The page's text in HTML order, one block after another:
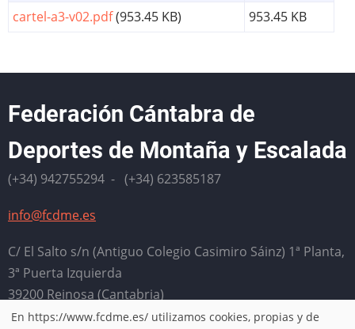
cartel-a3-v02.pdf(953.45 KB) 953.45 KB
Federación Cántabra de
Deportes de Montaña y Escalada
(+34) 942755294 - (+34) 623585187
info@fcdme.es
C/ El Salto s/n (Antiguo Colegio Casimiro Sáinz) 1ª Planta,
3ª Puerta Izquierda
39200 Reinosa (Cantabria)
En https://www.fcdme.es/ utilizamos cookies, propias y de